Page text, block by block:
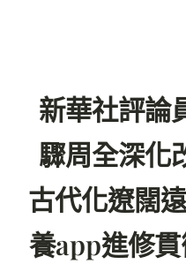
新華社評論
驟周全深化
古代化遼闊
養app進修